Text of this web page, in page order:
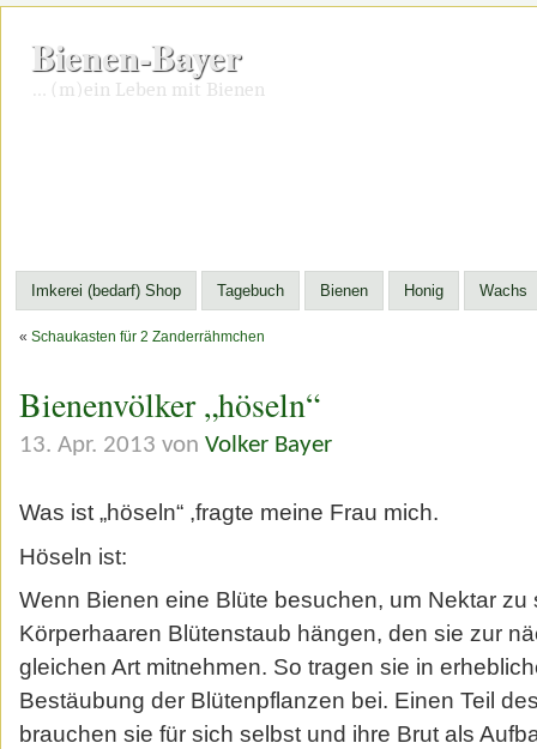
Bienen-Bayer
… (m)ein Leben mit Bienen
Imkerei (bedarf) Shop Tagebuch Bienen Honig Wachs
« Schaukasten für 2 Zanderrähmchen
Bienenvölker „höseln“
13. Apr. 2013 von Volker Bayer
Was ist „höseln“ ,fragte meine Frau mich.
Höseln ist:
Wenn Bienen eine Blüte besuchen, um Nektar zu
Körperhaaren Blütenstaub hängen, den sie zur
gleichen Art mitnehmen. So tragen sie in
Bestäubung der Blütenpflanzen bei. Einen Teil
brauchen sie für sich selbst und ihre Brut als